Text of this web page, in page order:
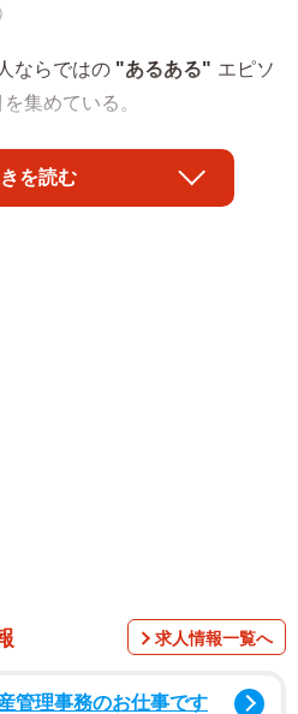
ならではの "あるある" エピソ
集めている。
ていた女の子はフロントで中
え声で『今の私の母親と知ら
を読む
求人情報一覧へ
管理事務のお仕事です